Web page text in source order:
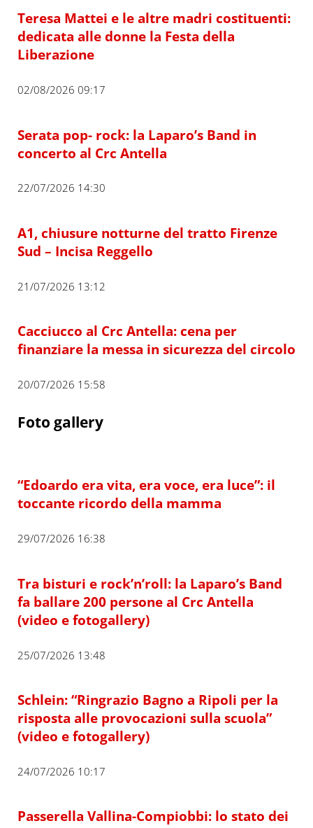
Teresa Mattei e le altre madri costituenti:
dedicata alle donne la Festa della
Liberazione
02/08/2026 09:17
Serata pop- rock: la Laparo’s Band in
concerto al Crc Antella
22/07/2026 14:30
A1, chiusure notturne del tratto Firenze
Sud – Incisa Reggello
21/07/2026 13:12
Cacciucco al Crc Antella: cena per
finanziare la messa in sicurezza del circolo
20/07/2026 15:58
Foto gallery
“Edoardo era vita, era voce, era luce”: il
toccante ricordo della mamma
29/07/2026 16:38
Tra bisturi e rock’n’roll: la Laparo’s Band
fa ballare 200 persone al Crc Antella
(video e fotogallery)
25/07/2026 13:48
Schlein: “Ringrazio Bagno a Ripoli per la
risposta alle provocazioni sulla scuola”
(video e fotogallery)
24/07/2026 10:17
Passerella Vallina-Compiobbi: lo stato dei